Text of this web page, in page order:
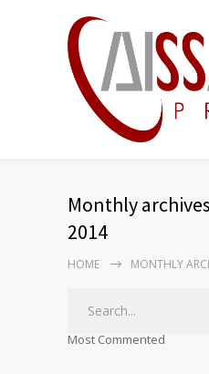
Monthly
2014
HOME MONTHLY
Most Commented